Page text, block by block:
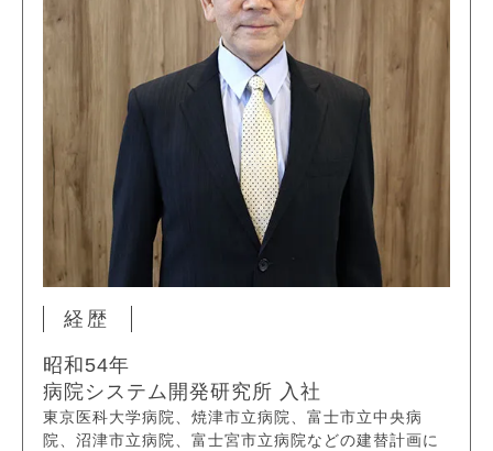
経歴
昭和54年
病院システム開発研究所 入社
東京医科大学病院、焼津市立病院、富士市立中央病
院、沼津市立病院、富士宮市立病院などの建替計画に